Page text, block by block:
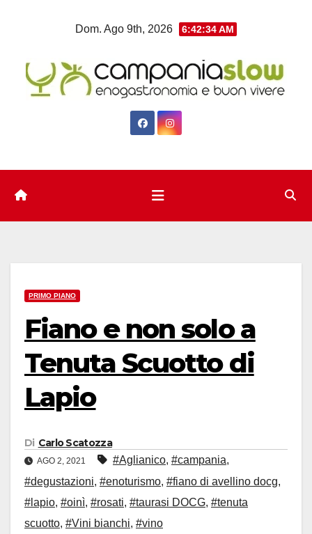
Dom. Ago 9th, 2026 6:42:35 AM
PRIMO PIANO
Fiano e non solo a
Tenuta Scuotto di
Lapio
Di Carlo Scatozza
AGO 2, 2021 #Aglianico, #campania,
#degustazioni, #enoturismo, #fiano di avellino docg,
#lapio, #oinì, #rosati, #taurasi DOCG, #tenuta
scuotto, #Vini bianchi, #vino